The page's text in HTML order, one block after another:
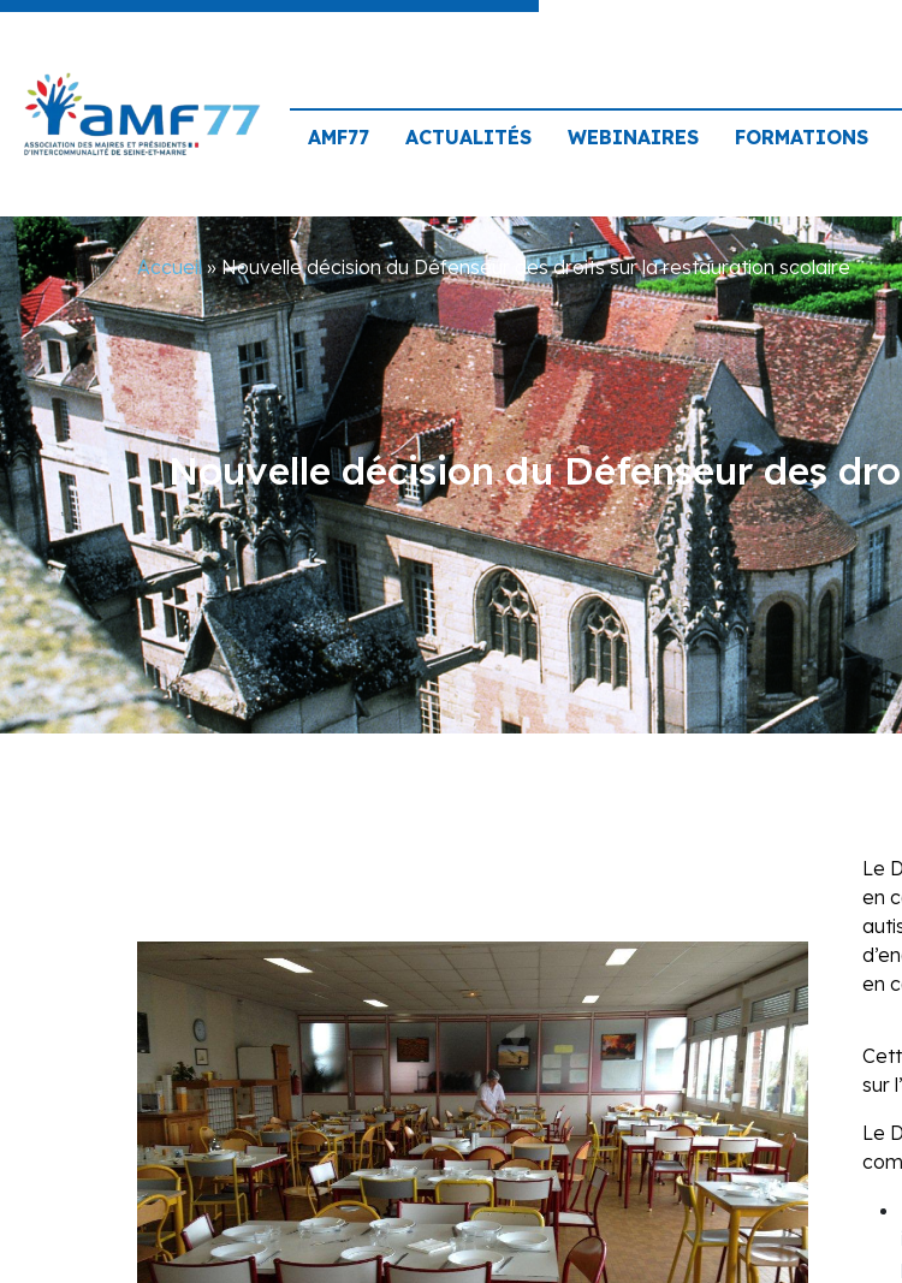
AMF77 ACTUALITÉS WEBINAIRES FORMATIONS
Accueil»Nouvelle décision du Défenseur des droits sur la restauration scolaire
Nouvelle décision du Défenseur des
Le
en
en
sur
Le